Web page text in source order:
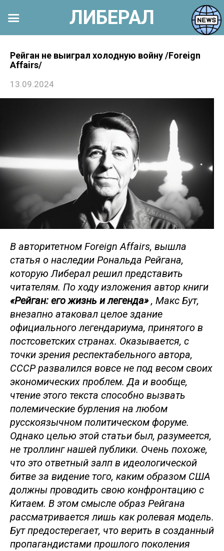
контенту
Рейган не выиграл холодную войну /Foreign
Affairs/
13.09.2024
В авторитетном Foreign Affairs, вышла
статья о наследии Рональда Рейгана,
которую Либерал решил представить
читателям. По ходу изложения автор книги
«Рейган: его жизнь и легенда», Макс Бут,
внезапно атаковал целое здание
официального легендариума, принятого в
постсоветских странах. Оказывается, с
точки зрения респектабельного автора,
СССР развалился вовсе не под весом своих
экономических проблем. Да и вообще,
чтение этого текста способно вызвать
полемические бурления на любом
русскоязычном политическом форуме.
Однако целью этой статьи был, разумеется,
не троллинг нашей публики. Очень похоже,
что это ответный залп в идеологической
битве за видение того, каким образом США
должны проводить свою конфронтацию с
Китаем. В этом смысле образ Рейгана
рассматривается лишь как ролевая модель.
Бут предостерегает, что верить в созданный
пропагандистами прошлого поколения
ЛИБЕРАЛ